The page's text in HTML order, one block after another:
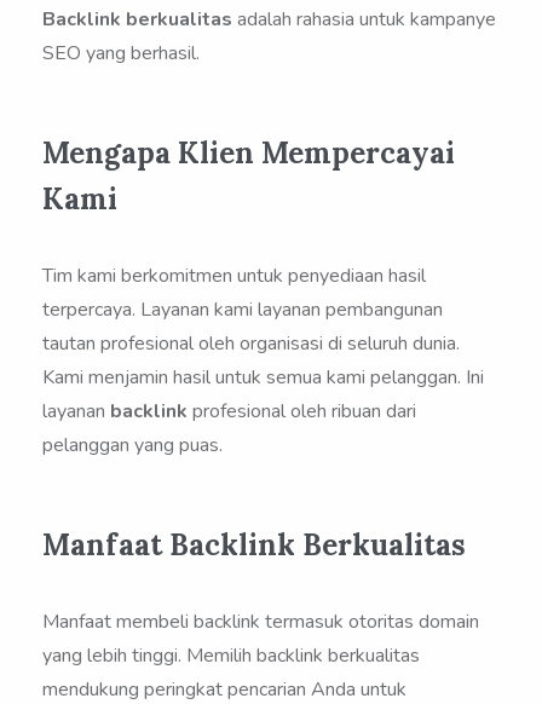
Backlink berkualitas adalah rahasia untuk kampanye
SEO yang berhasil.
Mengapa Klien Mempercayai
Kami
Tim kami berkomitmen untuk penyediaan hasil
terpercaya. Layanan kami layanan pembangunan
tautan profesional oleh organisasi di seluruh dunia.
Kami menjamin hasil untuk semua kami pelanggan. Ini
layanan backlink profesional oleh ribuan dari
pelanggan yang puas.
Manfaat Backlink Berkualitas
Manfaat membeli backlink termasuk otoritas domain
yang lebih tinggi. Memilih backlink berkualitas
mendukung peringkat pencarian Anda untuk